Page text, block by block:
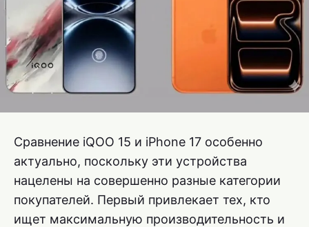
Сравнение iQOO 15 и iPhone 17 особенно
актуально, поскольку эти устройства
нацелены на совершенно разные категории
покупателей. Первый привлекает тех, кто
ищет максимальную производительность и